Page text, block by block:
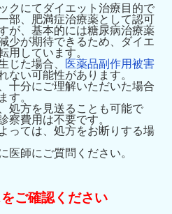
クにてダイエット治療目的で
部、肥満症治療薬として認可
が、基本的には糖尿病治療薬
少が期待できるため、ダイエ
用しています。
じた場合、 医薬品副作用被害
ない可能性があります。
十分にご理解いただいた場合
す。
処方を見送ることも可能で
察費用は不要です。
っては、処方をお断りする場
医師にご質問ください。
ご確認ください